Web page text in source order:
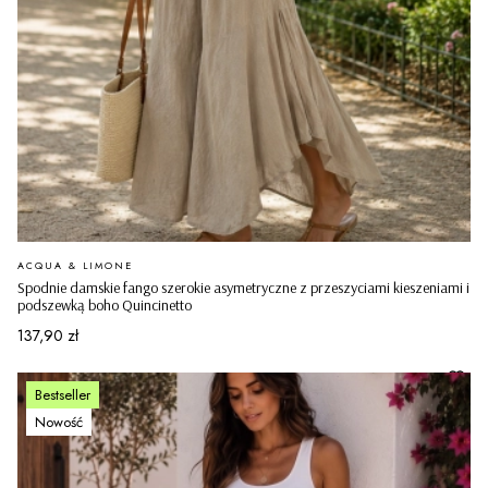
Spodnie damskie fango szerokie asymetryczne z przeszyciami kieszeniami i
podszewką boho Quincinetto
PRODUCENT
ACQUA & LIMONE
Cena
137,90 zł
Bestseller
Nowość